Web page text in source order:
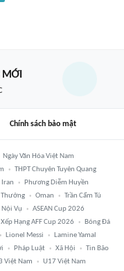
Chính sách bảo mật
Ngày Văn Hóa Việt Nam
THPT Chuyên Tuyên Quang
Iran
Phương Diễm Huyền
Oman
Trần Cẩm Tú
Nội Vụ
ASEAN Cup 2026
Hạng AFF Cup 2026
Bóng Đá
Lionel Messi
Lamine Yamal
Pháp Luật Xã Hội
Tin Bão
Việt Nam
U17 Việt Nam